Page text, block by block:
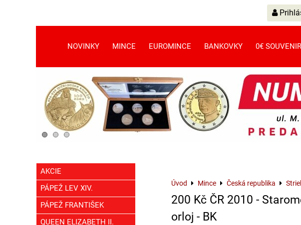
NOVINKY MINCE EUROMINCE BANKOVKY 0€ SOUVENIR
Úvod Mince Česká republika
200 Kč ČR 2010 -
orloj - BK
AKCIE
PÁPEŽ LEV XIV.
PÁPEŽ FRANTIŠEK
QUEEN ELIZABETH II.